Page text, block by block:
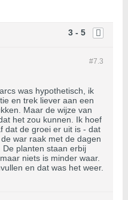
3 - 5
#7.3
was hypothetisch, ik
en trek liever aan een
Maar de wijze van
het zou kunnen. Ik hoef
dat de groei er uit is - dat
war raak met de dagen
planten staan erbij
niets is minder waar.
en dat was het weer.